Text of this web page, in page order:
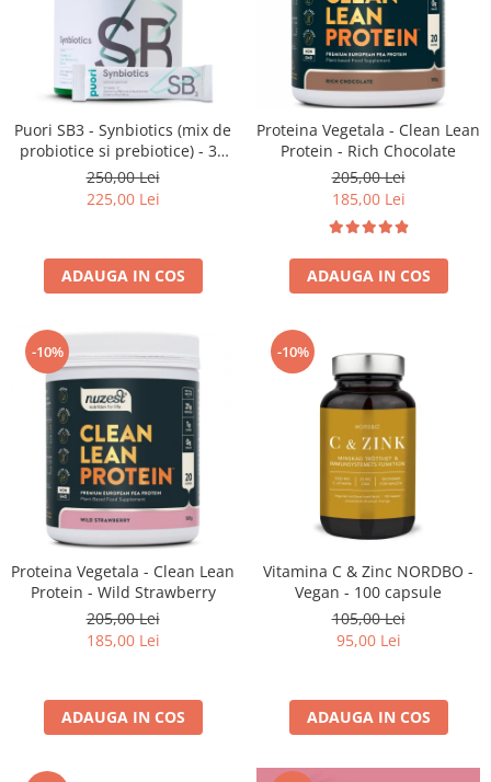
Puori SB3 - Synbiotics (mix de
probiotice si prebiotice) - 30
plicuri
250,00 Lei
225,00 Lei
ADAUGA IN COS
Proteina Vegetala - Clean Lean
Protein - Rich Chocolate
205,00 Lei
185,00 Lei
ADAUGA IN COS
-10%
Proteina Vegetala - Clean Lean
Protein - Wild Strawberry
205,00 Lei
185,00 Lei
ADAUGA IN COS
-10%
Vitamina C & Zinc NORDBO -
Vegan - 100 capsule
105,00 Lei
95,00 Lei
ADAUGA IN COS